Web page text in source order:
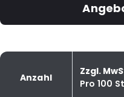
Anzahl
Zzgl.
Pro 100